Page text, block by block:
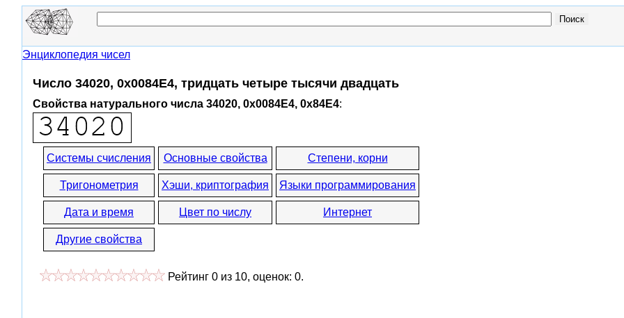
Энциклопедия чисел
Число 34020, 0x0084E4, тридцать четыре тысячи двадцать
Свойства натурального числа 34020, 0x0084E4, 0x84E4:
Системы счисления Основные свойства Степени, корни
Тригонометрия Хэши, криптография Языки программирования
Дата и время Цвет по числу Интернет
Другие свойства
Рейтинг 0 из 10, оценок: 0.